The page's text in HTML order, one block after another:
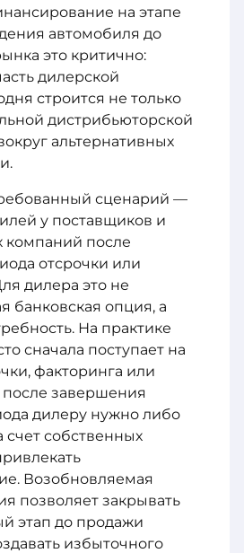
на этапе
автомобиля до
это критично:
дилерской
строится не только
дистрибьюторской
альтернативных
сценарий —
у поставщиков и
компаний после
отсрочки или
дилера это не
банковская опция, а
На практике
сначала поступает на
факторинга или
после завершения
дилеру нужно либо
счет собственных
Возобновляемая
позволяет закрывать
этап до продажи
избыточного